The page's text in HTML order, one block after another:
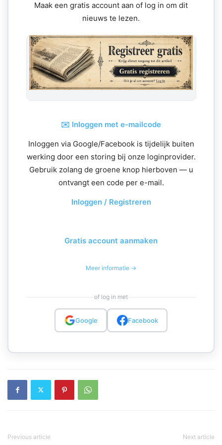
Maak een gratis account aan of log in om dit
nieuws te lezen.
✉️ Inloggen met e-mailcode
Inloggen via Google/Facebook is tijdelijk buiten
werking door een storing bij onze loginprovider.
Gebruik zolang de groene knop hierboven — u
ontvangt een code per e-mail.
Inloggen / Registreren
Gratis account aanmaken
Meer informatie →
of log in met
Google Facebook
Previous article Next article